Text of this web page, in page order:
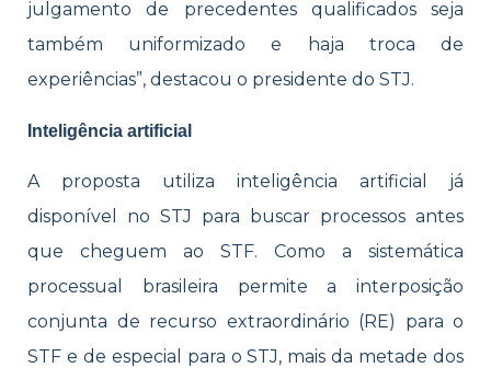
julgamento de precedentes qualificados seja
também uniformizado e haja troca de
experiências”, destacou o presidente do STJ.
Inteligência artificial
A proposta utiliza inteligência artificial já
disponível no STJ para buscar processos antes
que cheguem ao STF. Como a sistemática
processual brasileira permite a interposição
conjunta de recurso extraordinário (RE) para o
STF e de especial para o STJ, mais da metade dos